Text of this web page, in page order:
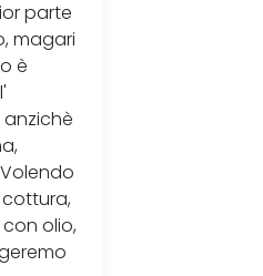
parte
magari
è
cottura,
olio,